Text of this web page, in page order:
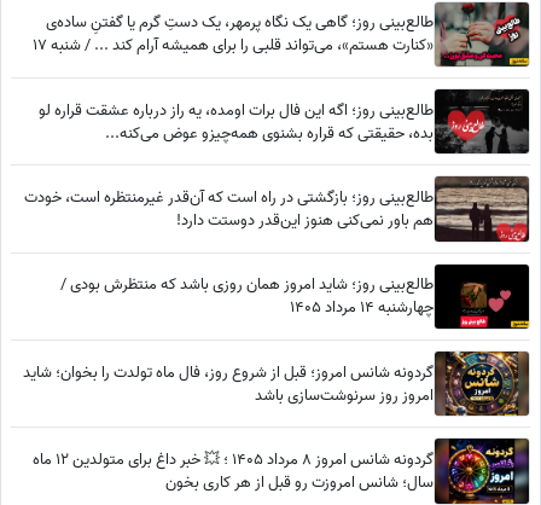
طالع‌بینی روز؛ گاهی یک نگاه پرمهر، یک دستِ گرم یا گفتنِ ساده‌ی
«کنارت هستم»، می‌تواند قلبی را برای همیشه آرام کند ... / شنبه 17
طالع‌بینی روز؛ اگه این فال برات اومده، یه راز درباره عشقت قراره لو
بده، حقیقتی که قراره بشنوی همه‌چیزو عوض می‌کنه...
طالع‌بینی روز؛ بازگشتی در راه است که آن‌قدر غیرمنتظره است، خودت
هم باور نمی‌کنی هنوز این‌قدر دوستت دارد!
طالع‌بینی روز؛ شاید امروز همان روزی باشد که منتظرش بودی /
چهارشنبه 14 مرداد 1405
گردونه شانس امروز؛ قبل از شروع روز، فال ماه تولدت را بخوان؛ شاید
امروز روز سرنوشت‌سازی باشد
گردونه شانس امروز 8 مرداد 1405 ؛ 💥 خبر داغ برای متولدین 12 ماه
سال؛ شانس امروزت رو قبل از هر کاری بخون